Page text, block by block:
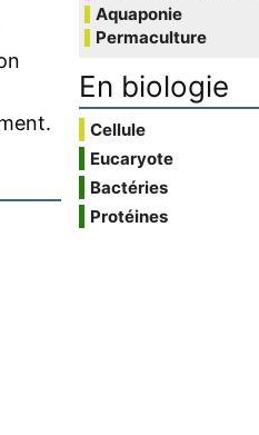
Aquaponie
Permaculture
En biologie
Cellule
Eucaryote
Bactéries
Protéines